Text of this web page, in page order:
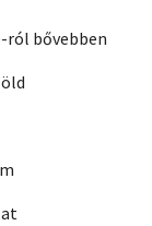
ról bővebben